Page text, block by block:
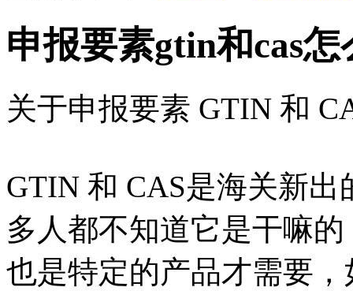
申报要素gtin和cas怎
关于申报要素 GTIN 和
GTIN 和 CAS是海关新
多人都不知道它是干嘛
也是特定的产品才需要